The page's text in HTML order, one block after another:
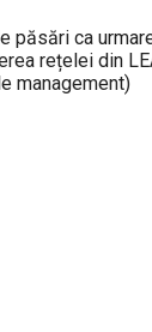
păsări ca
rețelei din
management)